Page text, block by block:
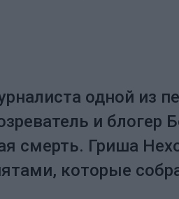
одной из
и блогер
смерть. Гриша
которые